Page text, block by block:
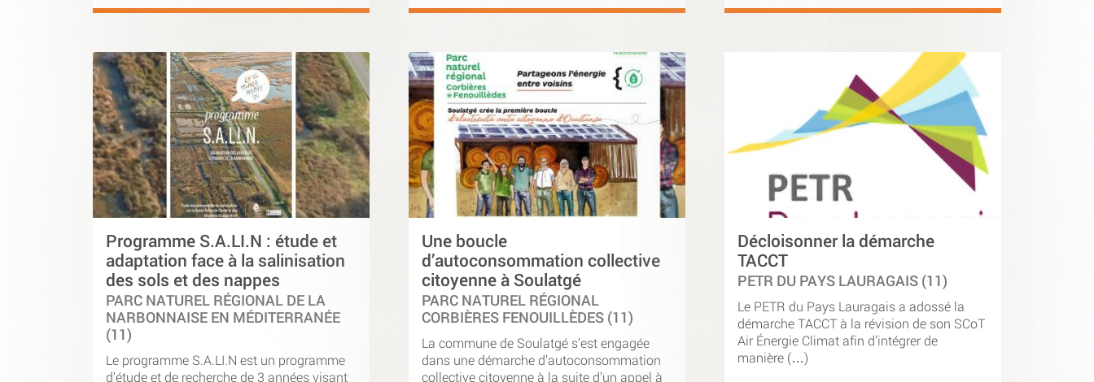
Programme S.A.LI.N : étude et
adaptation face à la salinisation
des sols et des nappes
PARC NATUREL RÉGIONAL DE LA
NARBONNAISE EN MÉDITERRANÉE
(11)
Le programme S.A.LI.N est un programme
d’étude et de recherche de 3 années visant
Une boucle
d’autoconsommation collective
citoyenne à Soulatgé
PARC NATUREL RÉGIONAL
CORBIÈRES FENOUILLÈDES (11)
La commune de Soulatgé s’est engagée
dans une démarche d’autoconsommation
collective citoyenne à la suite d’un appel à
Décloisonner la démarche
TACCT
PETR DU PAYS LAURAGAIS (11)
Le PETR du Pays Lauragais a adossé la
démarche TACCT à la révision de son SCoT
Air Énergie Climat afin d’intégrer de
manière (…)